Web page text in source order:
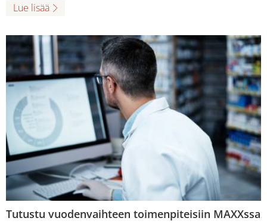
Lue lisää
Tutustu vuodenvaihteen toimenpiteisiin MAXXssa